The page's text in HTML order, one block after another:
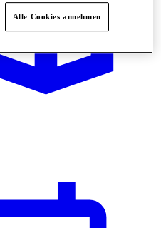
Alle Cookies annehmen